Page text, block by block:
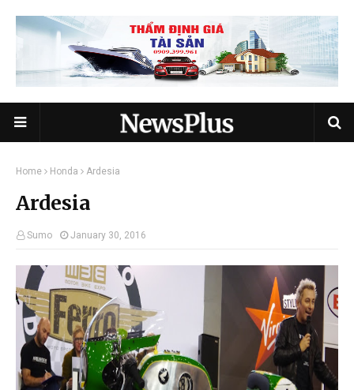
Home Honda Ardesia
Ardesia
Sumo January 30, 2016